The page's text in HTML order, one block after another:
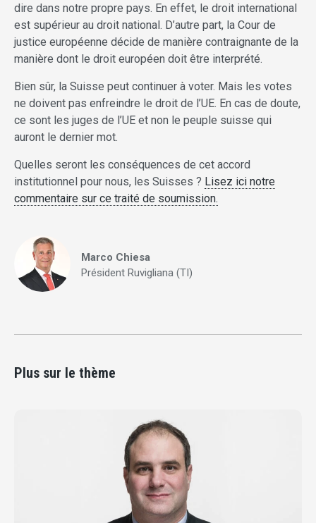
dire dans notre propre pays. En effet, le droit international
est supérieur au droit national. D’autre part, la Cour de
justice européenne décide de manière contraignante de la
manière dont le droit européen doit être interprété.
Bien sûr, la Suisse peut continuer à voter. Mais les votes
ne doivent pas enfreindre le droit de l’UE. En cas de doute,
ce sont les juges de l’UE et non le peuple suisse qui
auront le dernier mot.
Quelles seront les conséquences de cet accord
institutionnel pour nous, les Suisses ? Lisez ici notre
commentaire sur ce traité de soumission.
Marco Chiesa
Président Ruvigliana (TI)
Plus sur le thème